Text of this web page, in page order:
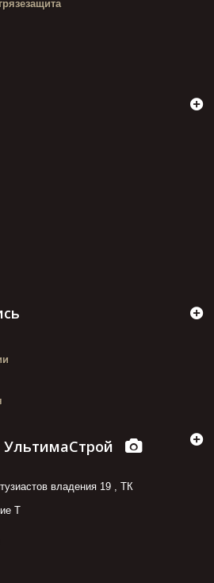
владения 19 , ТК
Т